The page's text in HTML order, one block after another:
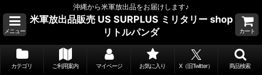
沖縄から米軍放出品をお届けします♪
メニュー
米軍放出品販売 US SURPLUS ミリタリー shop
リトルパンダ
カート
カテゴリ ご利用案内 マイページ お気に入り X（旧Twitter） 商品検索